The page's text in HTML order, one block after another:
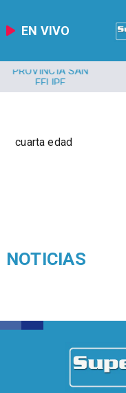
EN VIVO
PROVINCIA SAN
FELIPE
cuarta edad
NOTICIAS